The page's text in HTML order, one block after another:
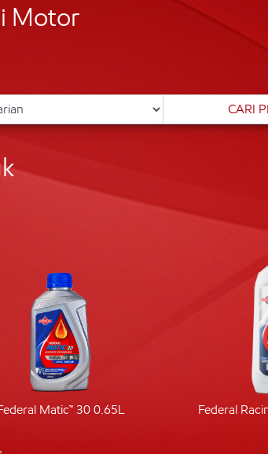
Motor
Matic™ 30 0.65L Federal